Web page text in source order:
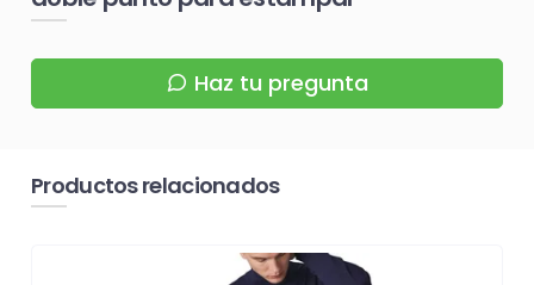
Haz tu pregunta
Productos relacionados